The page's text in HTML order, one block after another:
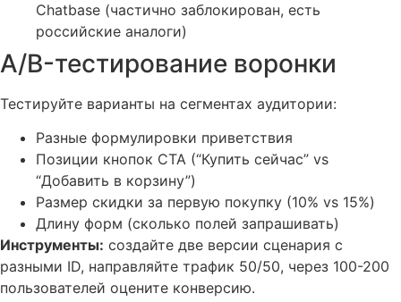
Chatbase (частично заблокирован, есть
российские аналоги)
A/B-тестирование воронки
Тестируйте варианты на сегментах аудитории:
Разные формулировки приветствия
Позиции кнопок CTA (“Купить сейчас” vs
“Добавить в корзину”)
Размер скидки за первую покупку (10% vs 15%)
Длину форм (сколько полей запрашивать)
Инструменты: создайте две версии сценария с
разными ID, направляйте трафик 50/50, через 100-200
пользователей оцените конверсию.